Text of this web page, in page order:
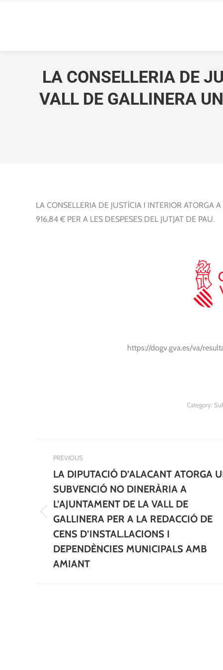
LA CONSELLERIA DE
VALL DE GALLINERA
LA CONSELLERIA DE JUSTÍCIA I INTERIOR ATORGA
916,84 € PER A LES DESPESES DEL JUTJAT DE PAU.
https://dogv.gva.es/va/
Category:
navigation
PREVIOUS
Previous
post:
LA DIPUTACIÓ D’ALACANT ATORGA
SUBVENCIÓ NO DINERÀRIA A
L’AJUNTAMENT DE LA VALL DE
GALLINERA PER A LA REDACCIÓ DE
CENS D’INSTAL.LACIONS I
DEPENDÈNCIES MUNICIPALS AMB
AMIANT